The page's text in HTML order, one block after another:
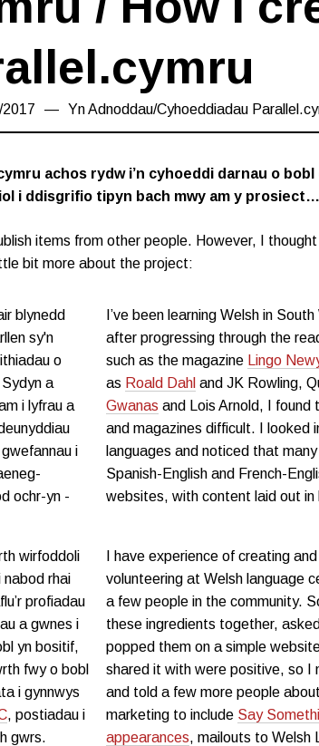
2017 23/08/2018
YnAdnoddau/Cyhoeddiadau
achos rydw i’n cyhoeddi darnau o
i ddisgrifio tipyn bach mwy am y prosiect…
items from other people. However, I
bit more about the project:
blynedd
sy'n
o
a
i lyfrau a
i
ochr-yn -
I’ve been learning Welsh in
after progressing through the
such as the magazine
Lingo
as Roald Dahl and JK Rowling,
Gwanas and Lois Arnold, I found
and magazines difficult. I looked
languages and noticed that
Spanish-English and French-
websites, with content laid out
wirfoddoli
rhai
profiadau
a gwnes i
yn bositif,
fwy o bobl
i gynnwys
, postiadau i
gwrs.
I have experience of creating
volunteering at Welsh language
a few people in the community.
these ingredients together,
popped them on a simple
shared it with were positive, so I
and told a few more people
marketing to include Say
appearances, mailouts to Welsh